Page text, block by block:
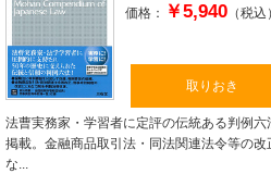
価格：
￥5,940 （税込）
取りおき
法曹実務家・学習者に定評の伝統ある判例
掲載。金融商品取引法・同法関連法令等の
な...